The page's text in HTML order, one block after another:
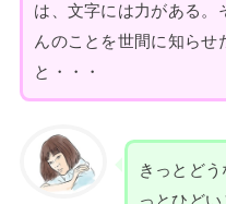
は、文字には力がある。
んのことを世間に知らせ
と・・・
きっとど
っとひど